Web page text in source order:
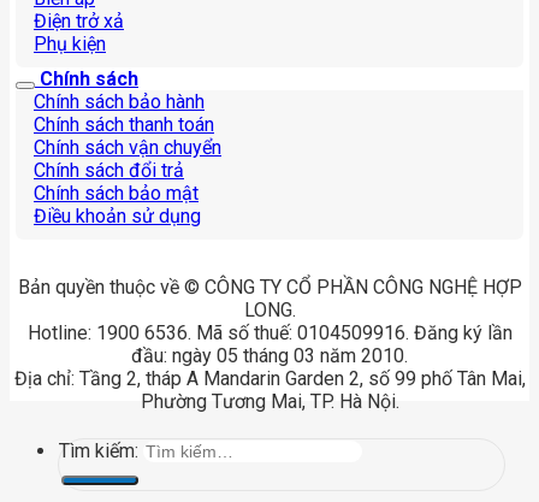
Điện trở xả
Phụ kiện
Chính sách
Chính sách bảo hành
Chính sách thanh toán
Chính sách vận chuyển
Chính sách đổi trả
Chính sách bảo mật
Điều khoản sử dụng
Bản quyền thuộc về © CÔNG TY CỔ PHẦN CÔNG NGHỆ HỢP
LONG.
Hotline: 1900 6536. Mã số thuế: 0104509916. Đăng ký lần
đầu: ngày 05 tháng 03 năm 2010.
Địa chỉ: Tầng 2, tháp A Mandarin Garden 2, số 99 phố Tân Mai,
Phường Tương Mai, TP. Hà Nội.
Tìm kiếm: